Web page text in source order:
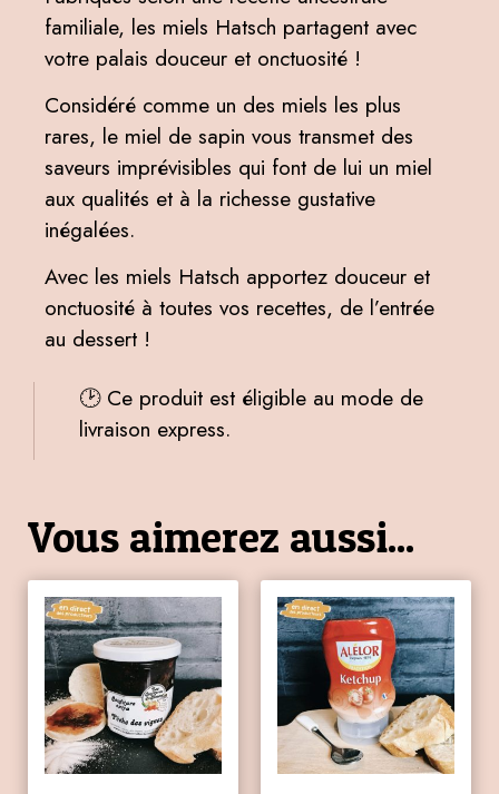
familiale, les miels Hatsch partagent avec
votre palais douceur et onctuosité !
Considéré comme un des miels les plus
rares, le miel de sapin vous transmet des
saveurs imprévisibles qui font de lui un miel
aux qualités et à la richesse gustative
inégalées.
Avec les miels Hatsch apportez douceur et
onctuosité à toutes vos recettes, de l’entrée
au dessert !
🕑 Ce produit est éligible au mode de
livraison express.
Vous aimerez aussi...